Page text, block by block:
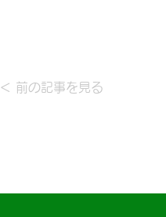
＜ 前の記事を見る